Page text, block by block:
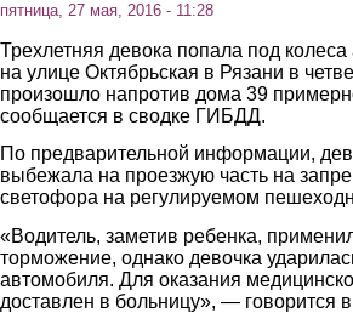
пятница, 27 мая, 2016 - 11:28
Трехлетняя девока попала под
на улице Октябрьская в Рязани в
произошло напротив дома 39
сообщается в сводке ГИБДД.
По предварительной информации,
выбежала на проезжую часть на
светофора на регулируемом
«Водитель, заметив ребенка,
торможение, однако девочка
автомобиля. Для оказания
доставлен в больницу», — говорится